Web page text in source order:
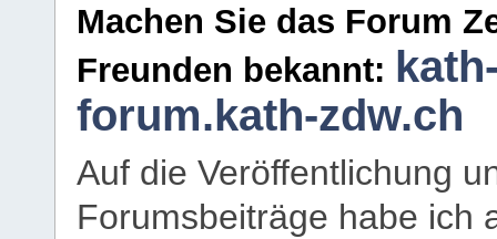
Machen Sie das Forum
Freunden bekannt:
forum.kath-zdw.ch
Auf die Veröffentlichung
Forumsbeiträge habe ich